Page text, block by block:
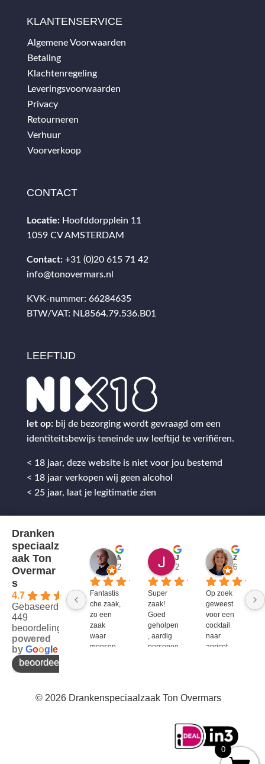
KLANTENSERVICE
Algemene Voorwaarden
Betaling
Klachtenregeling
Leveringsvoorwaarden
Privacy
Retourneren
Verhuur
Voorverkoop
CONTACT
Locatie: Hoofddorpplein 11
1059 CV AMSTERDAM
Contact: +31 (0)20 615 71 42
info@tonovermars.nl
KVK-nummer: 66284635
BTW/VAT: NL8564.79.536.B01
LEEFTIJD
let op: bij de bezorging wordt gevraagd om een
identiteitsbewijs teneinde uw leeftijd te verifiëren.
< 18 jaar, deze website is niet voor jou bestemd
< 18 jaar verkopen wij geen alcohol
< 25 jaar, laat je legitimatie zien
Dranken
speciaalz
aak Ton
Overmar
s
4.7
Gebaseerd op
449
beoordelingen
powered
by Goog e
beoordeel ons op
2 jaar geleden
Fantastis
che zaak,
zo een
zaak
waar
mensen
enthousi
2 jaar geleden
Super
zaak!
Goed
geholpen
, aardig
personee
6 jaar
Op zoek
geweest
voor een
cocktail
naar
apricot
niet te
Ton
Overmar
© 2026 Drankenspeciaalzaak Ton Overmars
0